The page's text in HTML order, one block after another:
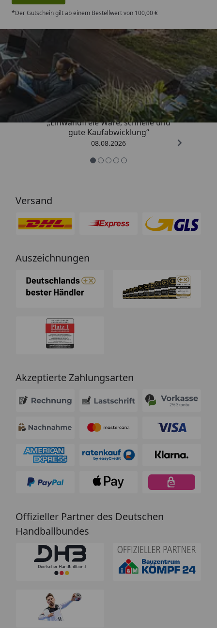
*Der Gutschein gilt ab einem Bestellwert von 100,00 €
Trusted Shops
4,83/ 5
„Einwandfreie Ware, schnelle und
gute Kaufabwicklung“
08.08.2026
Versand
Auszeichnungen
Akzeptierte Zahlungsarten
Offizieller Partner des Deutschen
Handballbundes